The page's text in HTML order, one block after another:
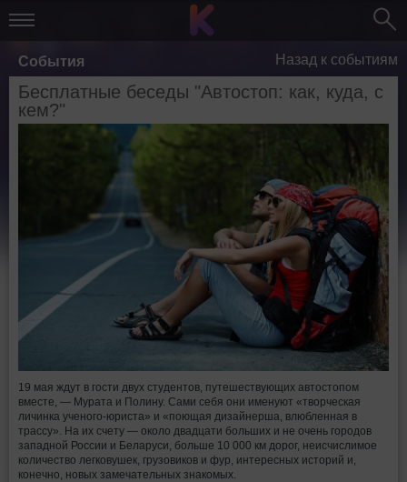
События Назад к событиям
Бесплатные беседы "Автостоп: как, куда, с
кем?"
19 мая ждут в гости двух студентов, путешествующих автостопом
вместе, — Мурата и Полину. Сами себя они именуют «творческая
личинка ученого-юриста» и «поющая дизайнерша, влюбленная в
трассу». На их счету — около двадцати больших и не очень городов
западной России и Беларуси, больше 10 000 км дорог, неисчислимое
количество легковушек, грузовиков и фур, интересных историй и,
конечно, новых замечательных знакомых.